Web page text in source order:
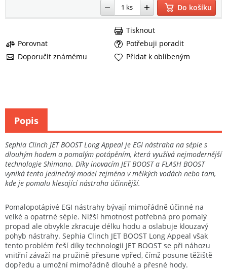
Do košíku
Porovnat
Potřebuji poradit
Doporučit známému
Tisknout
Přidat k oblíbeným
Sephia Clinch JET BOOST Long Appeal je EGI nástraha na sépie s
dlouhým hodem a pomalým potápěním, která využívá nejmodernější
technologie Shimano. Díky inovacím JET BOOST a FLASH BOOST
vyniká tento jedinečný model zejména v mělkých vodách nebo tam,
kde je pomalu klesající nástraha účinnější.
Pomalopotápivé EGI nástrahy bývají mimořádně účinné na
velké a opatrné sépie. Nižší hmotnost potřebná pro pomalý
propad ale obvykle zkracuje délku hodu a oslabuje klouzavý
pohyb nástrahy. Sephia Clinch JET BOOST Long Appeal však
tento problém řeší díky technologii JET BOOST se při náhozu
vnitřní závaží na pružině přesune vpřed, čímž posune těžiště
dopředu a umožní mimořádně dlouhé a přesné hody.
Popis